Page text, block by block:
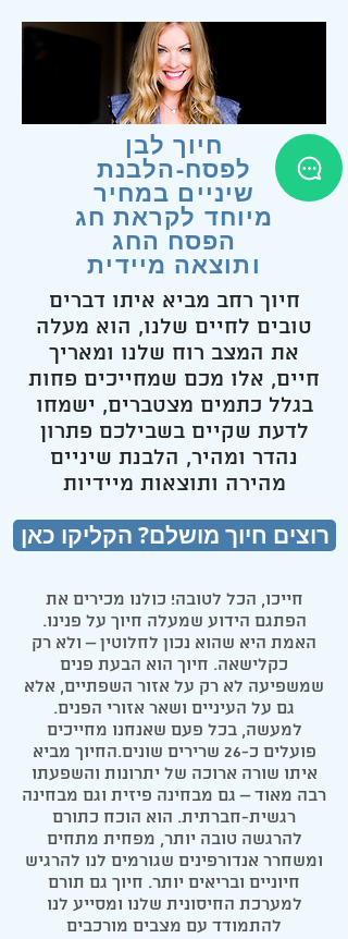
חיוך לבן
לפסח-הלבנת
שיניים במחיר
מיוחד לקראת חג
הפסח החג
ותוצאה מיידית
חיוך רחב מביא איתו דברים
טובים לחיים שלנו, הוא מעלה
את המצב רוח שלנו ומאריך
חיים, אלו מכם שמחייכים פחות
בגלל כתמים מצטברים, ישמחו
לדעת שקיים בשבילכם פתרון
נהדר ומהיר, הלבנת שיניים
מהירה ותוצאות מיידיות
רוצים חיוך מושלם? הקליקו כאן
חייכו, הכל לטובה! כולנו מכירים את
הפתגם הידוע שמעלה חיוך על פנינו.
האמת היא שהוא נכון לחלוטין – ולא רק
כקלישאה. חיוך הוא הבעת פנים
שמשפיעה לא רק על אזור השפתיים, אלא
גם על העיניים ושאר אזורי הפנים.
למעשה, בכל פעם שאנחנו מחייכים
פועלים כ-26 שרירים שונים.החיוך מביא
איתו שורה ארוכה של יתרונות והשפעתו
רבה מאוד – גם מבחינה פיזית וגם מבחינה
רגשית-חברתית. הוא הוכח כתורם
להרגשה טובה יותר, מפחית מתחים
ומשחרר אנדורפינים שגורמים לנו להרגיש
חיוניים ובריאים יותר. חיוך גם תורם
למערכת החיסונית שלנו ומסייע לנו
להתמודד עם מצבים מורכבים